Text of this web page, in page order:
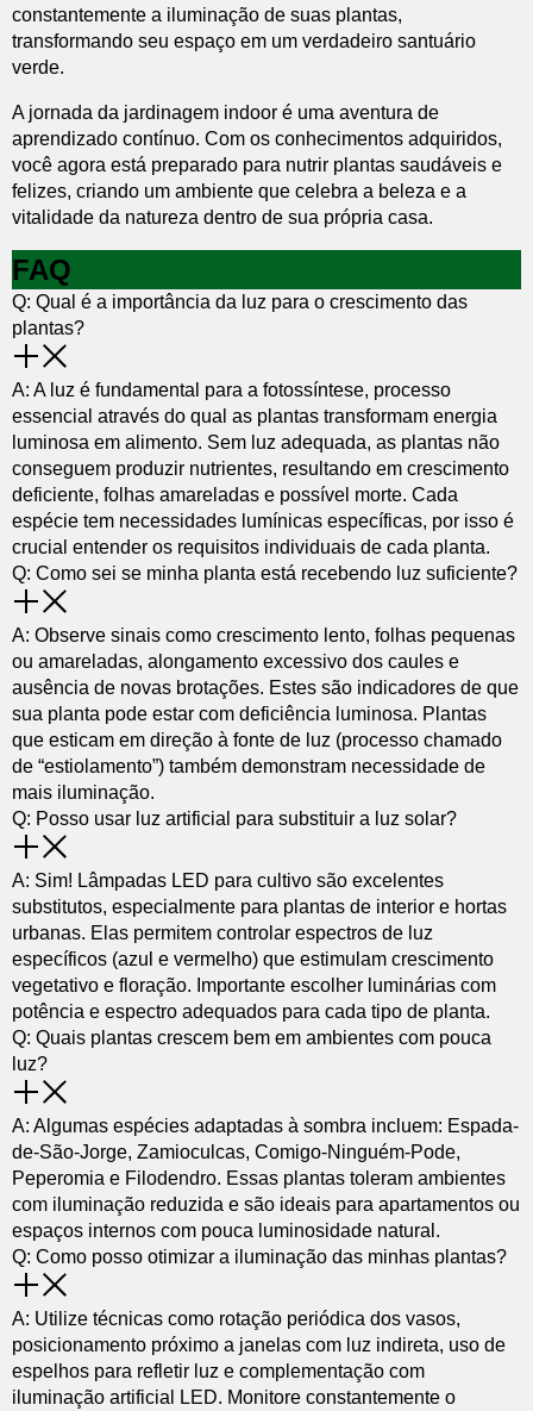
constantemente a iluminação de suas plantas,
transformando seu espaço em um verdadeiro santuário
verde.
A jornada da jardinagem indoor é uma aventura de
aprendizado contínuo. Com os conhecimentos adquiridos,
você agora está preparado para nutrir plantas saudáveis e
felizes, criando um ambiente que celebra a beleza e a
vitalidade da natureza dentro de sua própria casa.
FAQ
Q: Qual é a importância da luz para o crescimento das
plantas?
A: A luz é fundamental para a fotossíntese, processo
essencial através do qual as plantas transformam energia
luminosa em alimento. Sem luz adequada, as plantas não
conseguem produzir nutrientes, resultando em crescimento
deficiente, folhas amareladas e possível morte. Cada
espécie tem necessidades lumínicas específicas, por isso é
crucial entender os requisitos individuais de cada planta.
Q: Como sei se minha planta está recebendo luz suficiente?
A: Observe sinais como crescimento lento, folhas pequenas
ou amareladas, alongamento excessivo dos caules e
ausência de novas brotações. Estes são indicadores de que
sua planta pode estar com deficiência luminosa. Plantas
que esticam em direção à fonte de luz (processo chamado
de “estiolamento”) também demonstram necessidade de
mais iluminação.
Q: Posso usar luz artificial para substituir a luz solar?
A: Sim! Lâmpadas LED para cultivo são excelentes
substitutos, especialmente para plantas de interior e hortas
urbanas. Elas permitem controlar espectros de luz
específicos (azul e vermelho) que estimulam crescimento
vegetativo e floração. Importante escolher luminárias com
potência e espectro adequados para cada tipo de planta.
Q: Quais plantas crescem bem em ambientes com pouca
luz?
A: Algumas espécies adaptadas à sombra incluem: Espada-
de-São-Jorge, Zamioculcas, Comigo-Ninguém-Pode,
Peperomia e Filodendro. Essas plantas toleram ambientes
com iluminação reduzida e são ideais para apartamentos ou
espaços internos com pouca luminosidade natural.
Q: Como posso otimizar a iluminação das minhas plantas?
A: Utilize técnicas como rotação periódica dos vasos,
posicionamento próximo a janelas com luz indireta, uso de
espelhos para refletir luz e complementação com
iluminação artificial LED. Monitore constantemente o